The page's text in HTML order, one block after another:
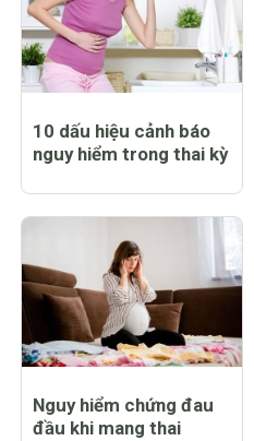
10 dấu hiệu cảnh báo
nguy hiểm trong thai kỳ
Nguy hiểm chứng đau
đầu khi mang thai